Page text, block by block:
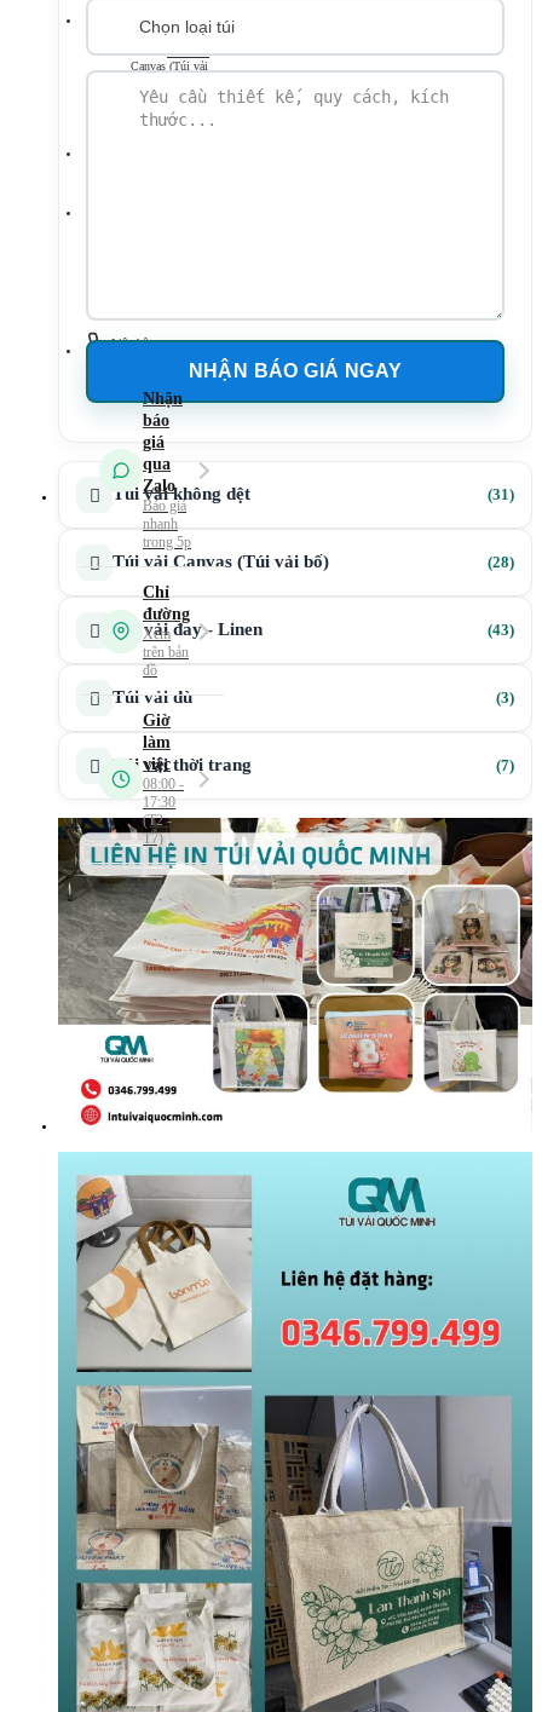
Túi vải
không dệt
Túi vải
Canvas (Túi vải
Túi vải
đay – Linen
Liên hệ
Túi vải không dệt 3131
Túi vải Canvas (Túi vải bố) 2828
Túi vải đay - Linen 4343
Túi vải dù 33
Túi vải thời trang 77